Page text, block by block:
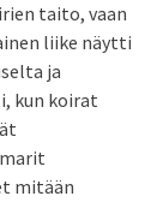
taito, vaan
liike näytti
ja
kun koirat
mitään